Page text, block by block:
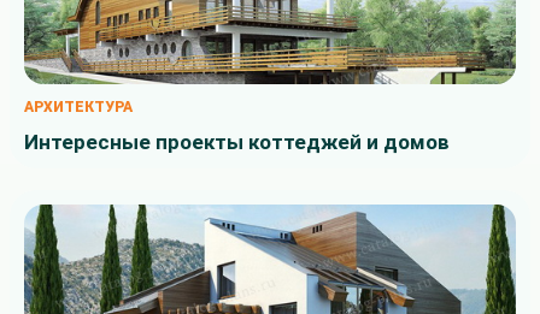
АРХИТЕКТУРА
Интересные проекты коттеджей и домов